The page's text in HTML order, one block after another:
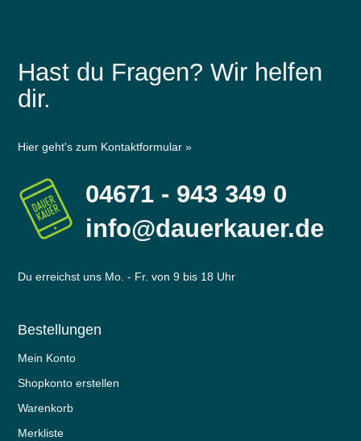
Hast du Fragen? Wir helfen
dir.
Hier geht's zum Kontaktformular »
04671 - 943 349 0
info@dauerkauer.de
Du erreichst uns Mo. - Fr. von 9 bis 18 Uhr
Bestellungen
Mein Konto
Shopkonto erstellen
Warenkorb
Merkliste